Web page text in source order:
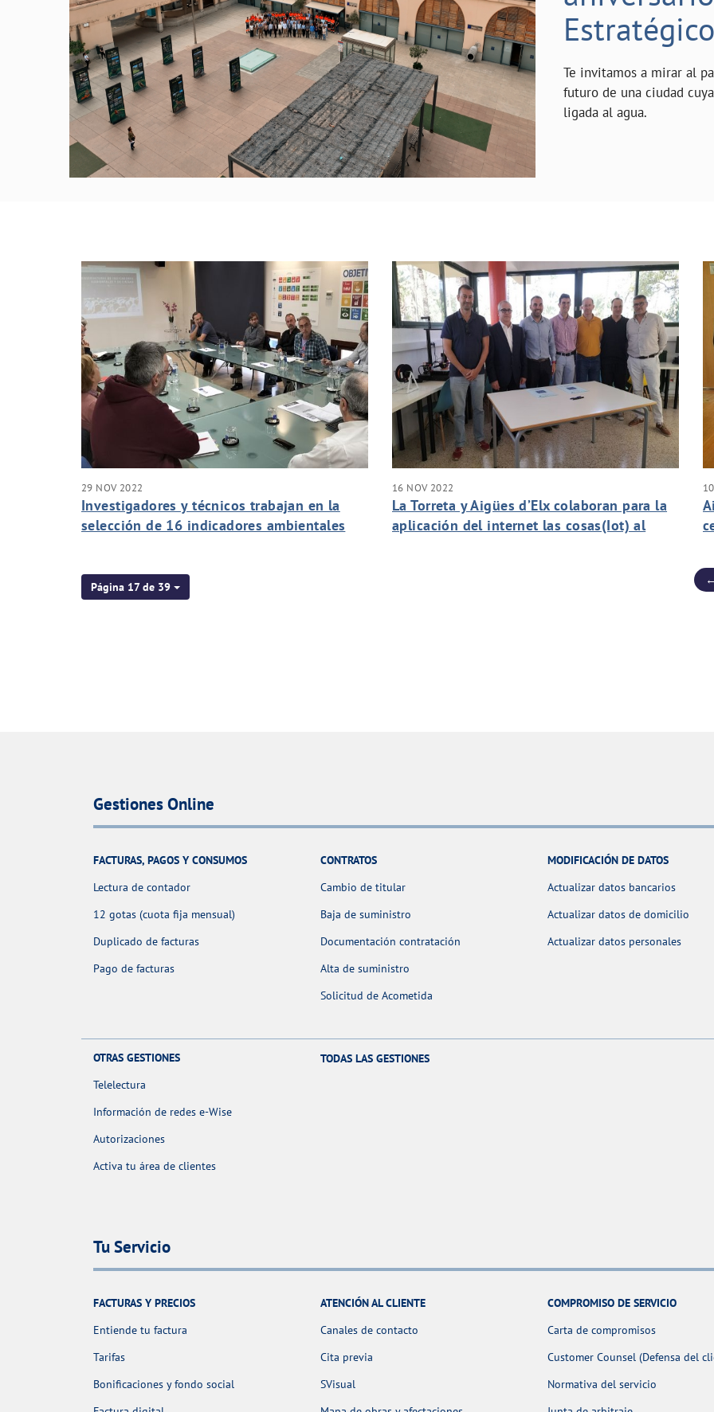
Te invitamos a mirar al
futuro de una ciudad
ligada al agua.
29 NOV 2022
Investigadores y técnicos trabajan en la
selección de 16 indicadores ambientales
16 NOV 2022
La Torreta y Aigües d’Elx colaboran para la
aplicación del internet las cosas(Iot) al
Página 17 de 39
Gestiones Online
FACTURAS, PAGOS Y CONSUMOS
Lectura de contador
12 gotas (cuota fija mensual)
Duplicado de facturas
Pago de facturas
CONTRATOS
Cambio de titular
Baja de suministro
Documentación contratación
Alta de suministro
Solicitud de Acometida
MODIFICACIÓN DE DATOS
Actualizar datos bancarios
Actualizar datos de domicilio
Actualizar datos personales
OTRAS GESTIONES
Telelectura
Información de redes e-Wise
Autorizaciones
Activa tu área de clientes
TODAS LAS GESTIONES
Tu Servicio
FACTURAS Y PRECIOS
Entiende tu factura
Tarifas
Bonificaciones y fondo social
ATENCIÓN AL CLIENTE
Canales de contacto
Cita previa
SVisual
COMPROMISO DE SERVICIO
Carta de compromisos
Customer Counsel (Defensa del
Normativa del servicio